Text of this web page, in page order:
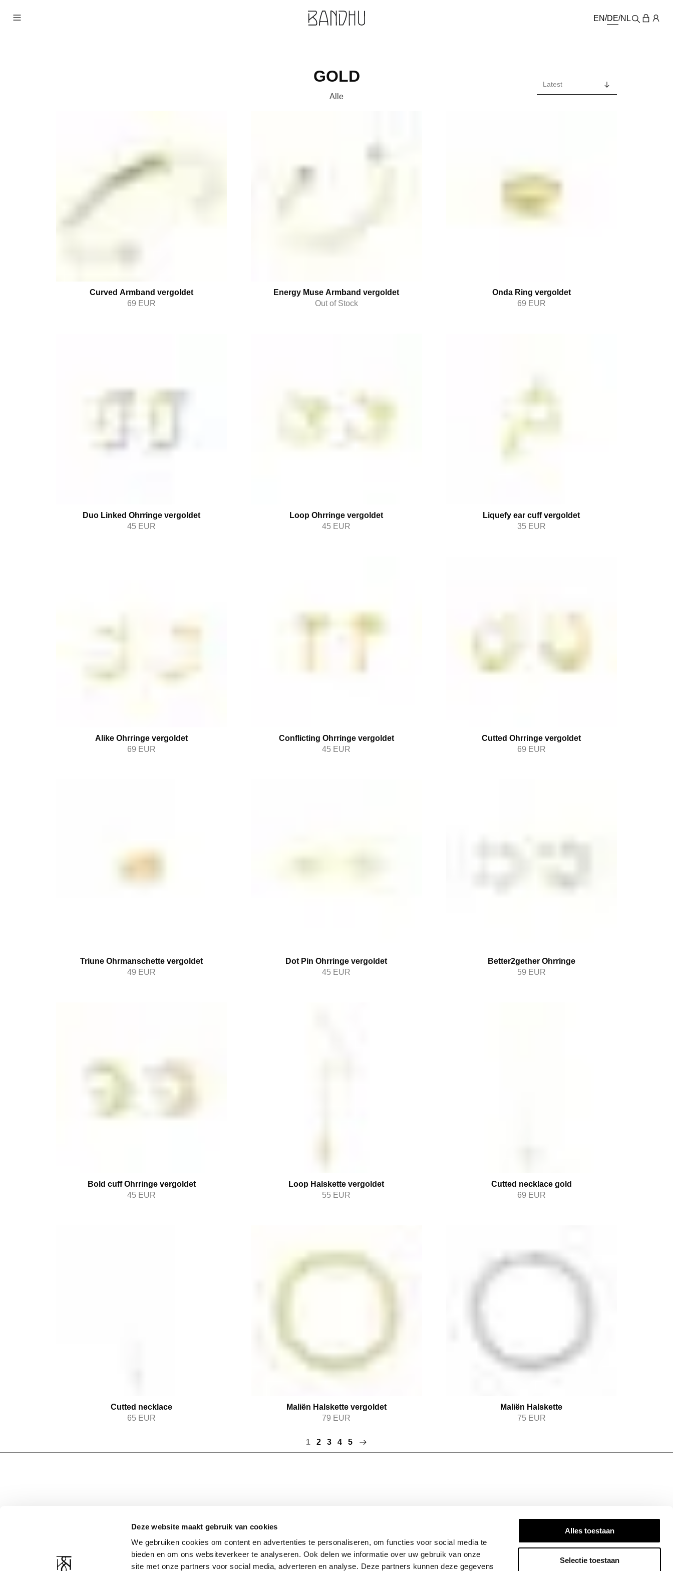
Deze website maakt gebruik van cookies
We gebruiken cookies om content en advertenties te personaliseren, om functies voor social media te
bieden en om ons websiteverkeer te analyseren. Ook delen we informatie over uw gebruik van onze
site met onze partners voor social media, adverteren en analyse. Deze partners kunnen deze gegevens
Alles toestaan
Selectie toestaan
EN DE NL
GOLD
Alle
Curved Armband vergoldet
69 EUR
Energy Muse Armband vergoldet
Out of Stock
Onda Ring vergoldet
69 EUR
Duo Linked Ohrringe vergoldet
45 EUR
Loop Ohrringe vergoldet
45 EUR
Liquefy ear cuff vergoldet
35 EUR
Alike Ohrringe vergoldet
69 EUR
Conflicting Ohrringe vergoldet
45 EUR
Cutted Ohrringe vergoldet
69 EUR
Triune Ohrmanschette vergoldet
49 EUR
Dot Pin Ohrringe vergoldet
45 EUR
Better2gether Ohrringe
59 EUR
Bold cuff Ohrringe vergoldet
45 EUR
Loop Halskette vergoldet
55 EUR
Cutted necklace gold
69 EUR
Cutted necklace
65 EUR
Maliën Halskette vergoldet
79 EUR
Maliën Halskette
75 EUR
1 2 3 4 5
Versand und Rückgabe
RESSOURCEN DES
UNTERNEHMENS
Über uns
Erklärung zum Datenschutz
Facebook
Instagram
Stay inspired! Subscribe to our newsletter for the
latest updates, exclusive insights, and stories that
matter. Join the Bandhu community today!